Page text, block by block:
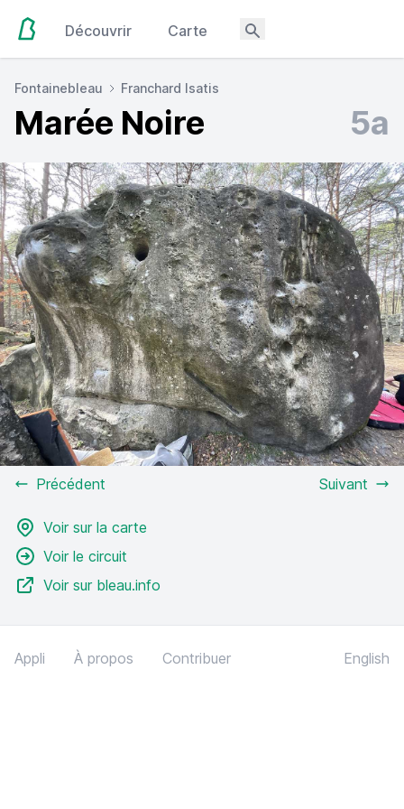
Découvrir Carte
Fontainebleau Franchard Isatis
Marée Noire 5a
Précédent Suivant
Voir sur la carte
Voir le circuit
Voir sur bleau.info
Appli À propos Contribuer English